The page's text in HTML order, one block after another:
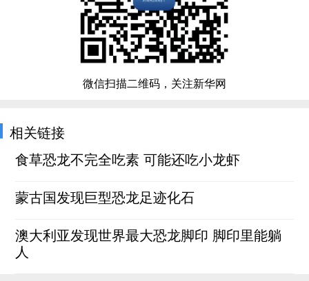
微信扫描二维码，关注新华网
相关链接
食草恐龙不完全吃素 可能还吃小龙虾
蒙古国发现巨型恐龙足迹化石
澳大利亚发现世界最大恐龙脚印 脚印里能躺
人